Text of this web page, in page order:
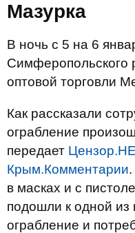
Мазурка
В ночь с 5 на 6
Симферопольского
оптовой торговли
Как рассказали
ограбление
передает
Крым.Комментарии
в масках и с
подошли к одной из
ограбление и